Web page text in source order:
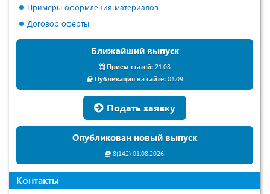
Примеры оформления материалов
Договор оферты
Ближайший выпуск
Прием статей: 21.08
Публикация на сайте:01.09
Подать заявку
Опубликован новый выпуск
8(142) 01.08.2026.
Контакты